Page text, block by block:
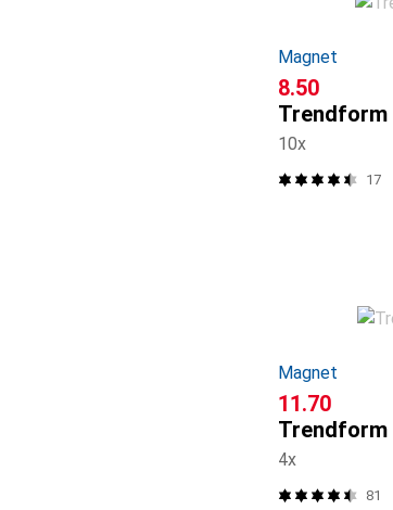
Magnet
CHF
8.50
Trendform
10x
17
Magnet
CHF
11.70
Trendform
4x
81